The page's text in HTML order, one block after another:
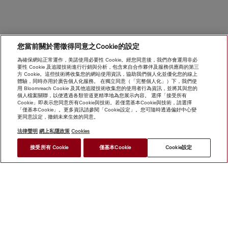
您當前關於需徵得同意之Cookie的設定
為確保網站正常運作，美諾使用必要性 Cookie。經您同意後，我們亦會運用非必
要性 Cookie 及追蹤技術進行行銷與分析，包含來自合作夥伴及服務供應商的第三
方 Cookie。這些技術將收集您的網站使用資訊，協助我們個人化並優化您的線上
體驗，同時亦用於廣告個人化服務。 在獨立同意（「完整個人化」）下，我們使
用 Bloomreach Cookie 及其他追蹤技術收集您的使用者行為資訊，並將其與您的
個人檔案關聯，以便透過各類管道更精準地為您展示內容。 選擇「接受所有
Cookie」即表示您同意所有Cookie與技術。若僅需基本Cookie與技術，請選擇
「僅基本Cookie」。更多資訊請參閱「Cookie設定」。您可隨時透過偏好中心變
更同意設定，撤銷未來生效的同意。
法律聲明 網上私隱政策 Cookies
接受所有 Cookie 僅基本Cookie Cookie設定